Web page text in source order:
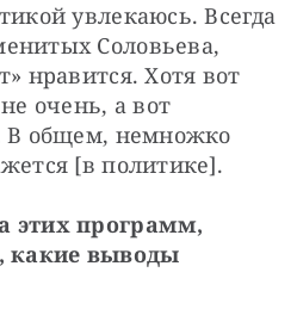
увлекаюсь. Всегда
Соловьева,
нравится. Хотя вот
очень, а вот
В общем, немножко
[в политике].
этих программ,
какие выводы